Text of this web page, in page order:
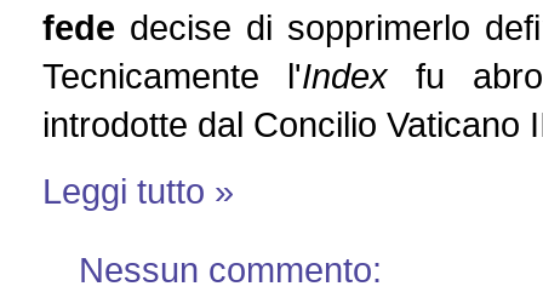
fede decise di sopprimerlo
Tecnicamente l'Index fu
introdotte dal Concilio Vaticano
Leggi tutto »
Nessun commento: